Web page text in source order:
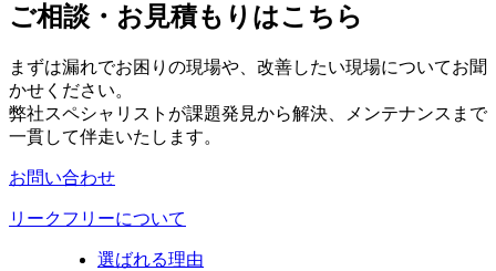
ご相談・お見積もりはこちら
まずは漏れでお困りの現場や、改善したい現場についてお聞
かせください。
弊社スペシャリストが課題発見から解決、メンテナンスまで
一貫して伴走いたします。
お問い合わせ
リークフリーについて
選ばれる理由